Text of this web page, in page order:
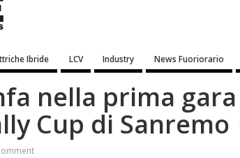
Ibride LCV Industry News Fuoriorario
nella prima gara
Cup di Sanremo